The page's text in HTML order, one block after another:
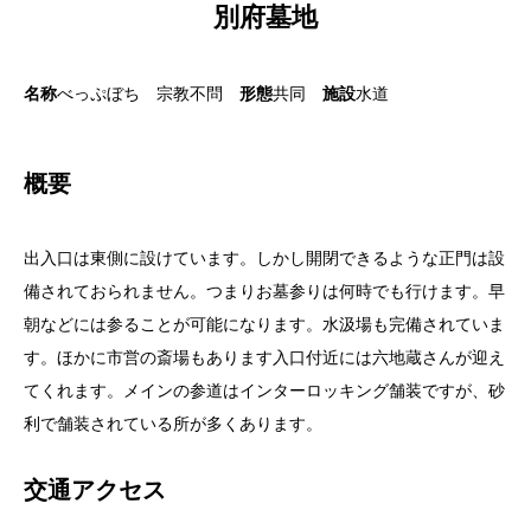
別府墓地
名称べっぷぼち 宗教不問 形態共同 施設水道
概要
出入口は東側に設けています。しかし開閉できるような正門は設
備されておられません。つまりお墓参りは何時でも行けます。早
朝などには参ることが可能になります。水汲場も完備されていま
す。ほかに市営の斎場もあります入口付近には六地蔵さんが迎え
てくれます。メインの参道はインターロッキング舗装ですが、砂
利で舗装されている所が多くあります。
交通アクセス